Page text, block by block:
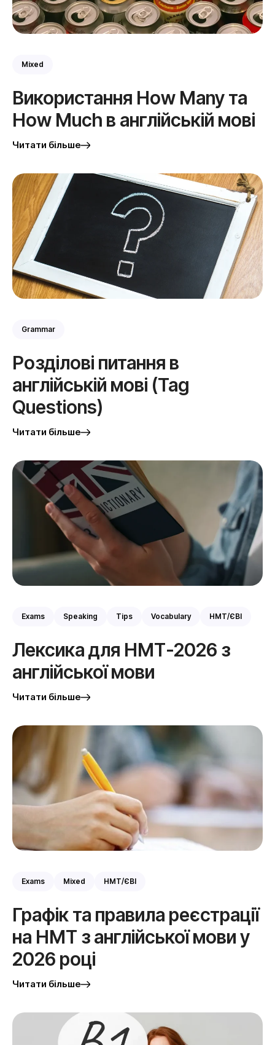
Mixed
Використання How Many та
How Much в англійській мові
Читати більше
Grammar
Розділові питання в
англійській мові (Tag
Questions)
Читати більше
Exams Speaking Tips Vocabulary НМТ/ЄВІ
Лексика для НМТ-2026 з
англійської мови
Читати більше
Exams Mixed НМТ/ЄВІ
Графік та правила реєстрації
на НМТ з англійської мови у
2026 році
Читати більше